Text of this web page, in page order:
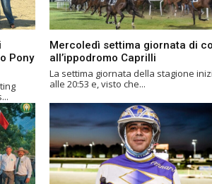
Pony
Mercoledì settima giornata di
all’ippodromo Caprilli
La settima giornata della stagione
alle 20:53 e, visto che...